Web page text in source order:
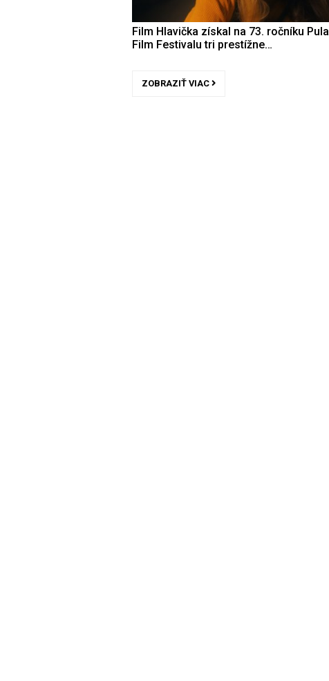
Film Hlavička získal na 73. ročníku Pula
Film Festivalu tri prestížne…
ZOBRAZIŤ VIAC